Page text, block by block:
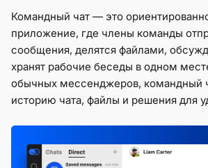
Командный чат — это
приложение, где члены команды
сообщения, делятся файлами,
хранят рабочие беседы в одном
обычных мессенджеров, командный
историю чата, файлы и решения для